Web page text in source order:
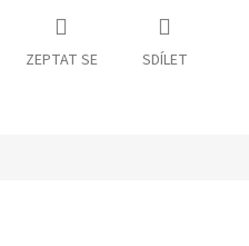
ZEPTAT SE SDÍLET